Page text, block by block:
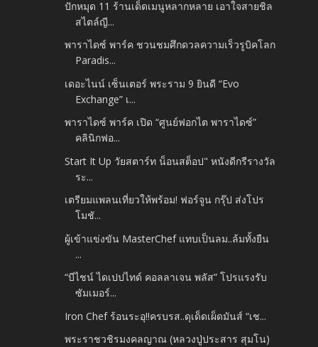
ปักหมุด 11 ร้านเด็ดเมนูหลากหลาย เอาใจสายชิล
สไตล์ญี...
พาราไดซ์ พาร์ค ชวนชมศึกดวลความเร็วรูบิคโลก
Paradis...
เดอะไนน์ เซ็นเตอร์ พระราม 9 ยินดี “Evo
Exchange” เ...
พาราไดซ์ พาร์ค เปิด “ศูนย์ฟอกไต พาราไดซ์”
คลินิกฟอ...
Start It Up วัยสตาร์ท น็อนสต็อป" หนังดีกรีรางวัล
ระ...
เตรียมแพลนเที่ยวให้พร้อม! ฟอร์จูน กรุ๊ป ส่งโปร
โมชั...
ผู้เข้าแข่งขัน MasterChef แทบเป็นลม..ล้มทั้งยืน
...
“บีไชน์ ไดเปปไทด์ คอลลาเจน พลัส” โปรแรงรับ
ซัมเมอร์...
Iron Chef ร้อนระอุ!!ครบรส..ดุเด็ดเผ็ดมันส์ “เช...
พระราชวชิรมงคลญาณ (หลวงปู่ประสาร สุมโน)